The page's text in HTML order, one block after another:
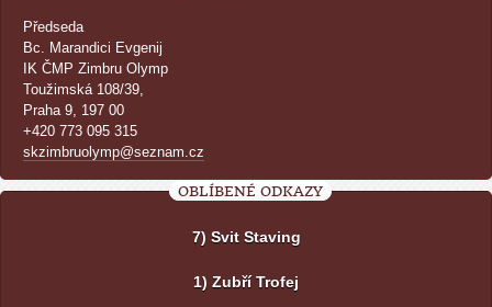
Předseda
Bc. Marandici Evgenij
IK ČMP Zimbru Olymp
Toužimská 108/39,
Praha 9, 197 00
+420 773 095 315
skzimbruolymp@seznam.cz
OBLÍBENÉ ODKAZY
7) Svit Staving
1) Zubří Trofej